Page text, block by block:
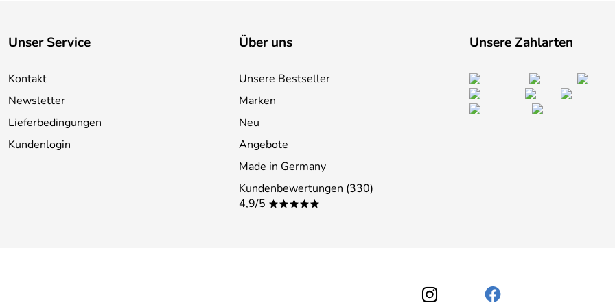
Unser Service
Kontakt
Newsletter
Lieferbedingungen
Kundenlogin
Über uns
Unsere Bestseller
Marken
Neu
Angebote
Made in Germany
Kundenbewertungen (330)
4,9/5 *****
Unsere Zahlarten